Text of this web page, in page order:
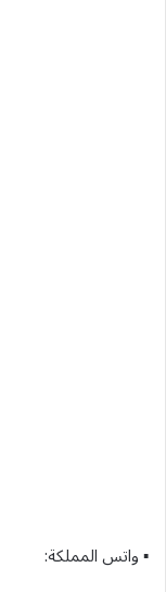
▪︎ واتس المملكة: